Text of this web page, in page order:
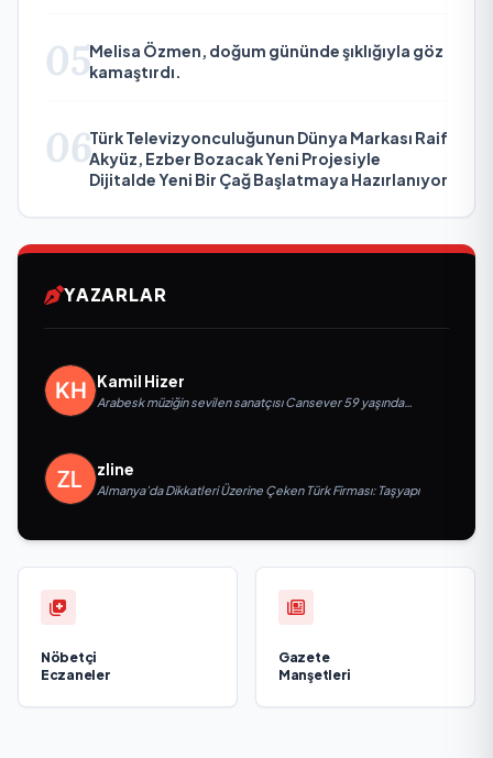
05Melisa Özmen, doğum gününde şıklığıyla göz
kamaştırdı.
06Türk Televizyonculuğunun Dünya Markası Raif
Akyüz, Ezber Bozacak Yeni Projesiyle
Dijitalde Yeni Bir Çağ Başlatmaya Hazırlanıyor
YAZARLAR
Kamil Hizer
Arabesk müziğin sevilen sanatçısı Cansever 59 yaşında
zline
Almanya’da Dikkatleri Üzerine Çeken Türk Firması: Taşyapı
Nöbetçi
Eczaneler
Gazete
Manşetleri